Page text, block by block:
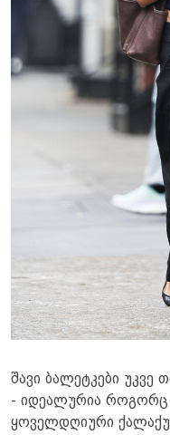
შავი ბალეტკები უკვე
- იდეალურია როგორც
ყოველდღიური